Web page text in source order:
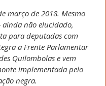
março de 2018. Mesmo
não elucidado,
para deputadas com
a Frente Parlamentar
Quilombolas e vem
implementada pelo
negra.